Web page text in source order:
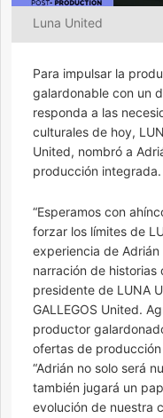
Luna United
Para impulsar la
galardonable con un
responda a las
culturales de hoy,
United, nombró a
producción integrada.
“Esperamos con
forzar los límites de
experiencia de
narración de historias
presidente de LUNA
GALLEGOS United.
productor
ofertas de producción
“Adrián no solo será
también jugará un
evolución de nuestra